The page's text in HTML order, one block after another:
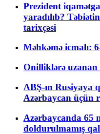
Prezident
yaradılıb?
tarixçəsi
Məhkəmə icmalı:
Onilliklərə uzanan
ABŞ-ın Rusiyaya
Azərbaycan üçün
Azərbaycanda 65
doldurulmamış